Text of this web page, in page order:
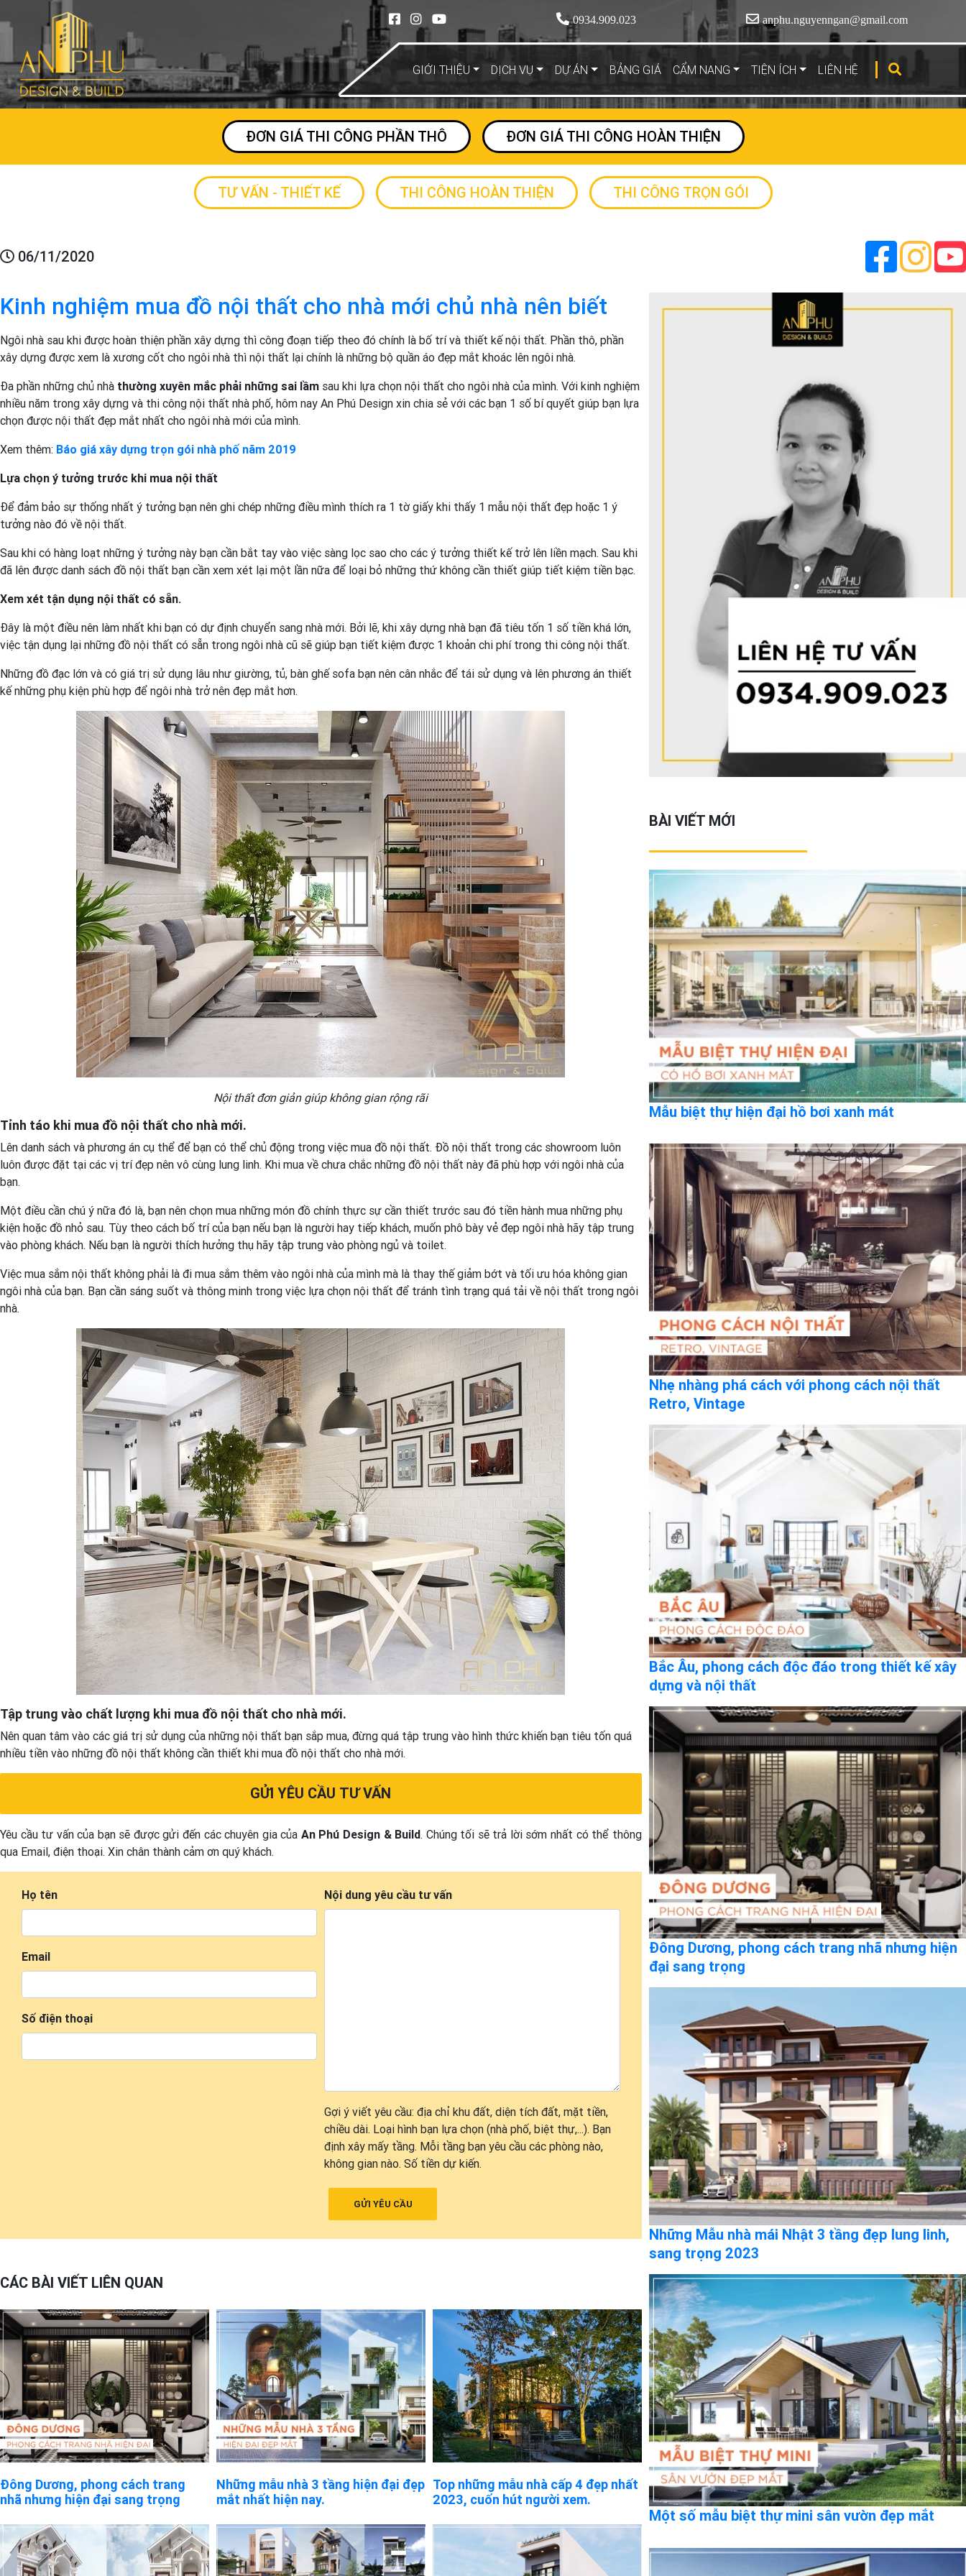
0934.909.023 anphu.nguyenngan@gmail.com
GIỚI THIỆU DỊCH VỤ DỰ ÁN BẢNG GIÁ CẨM NANG TIỆN ÍCH LIÊN HỆ
ĐƠN GIÁ THI CÔNG PHẦN THÔ ĐƠN GIÁ THI CÔNG HOÀN THIỆN
TƯ VẤN - THIẾT KẾ THI CÔNG HOÀN THIỆN THI CÔNG TRỌN GÓI
06/11/2020
Kinh nghiệm mua đồ nội thất cho nhà mới chủ nhà nên biết
Ngôi nhà sau khi được hoàn thiện phần xây dựng thì công đoạn tiếp theo đó chính là bố trí và thiết kế nội thất. Phần thô, phần
xây dựng được xem là xương cốt cho ngôi nhà thì nội thất lại chính là những bộ quần áo đẹp mắt khoác lên ngôi nhà.
Đa phần những chủ nhà thường xuyên mắc phải những sai lầm sau khi lựa chọn nội thất cho ngôi nhà của mình. Với kinh nghiệm
nhiều năm trong xây dựng và thi công nội thất nhà phố, hôm nay An Phú Design xin chia sẻ với các bạn 1 số bí quyết giúp bạn lựa
chọn được nội thất đẹp mắt nhất cho ngôi nhà mới của mình.
Xem thêm: Báo giá xây dựng trọn gói nhà phố năm 2019
Lựa chọn ý tưởng trước khi mua nội thất
Để đảm bảo sự thống nhất ý tưởng bạn nên ghi chép những điều mình thích ra 1 tờ giấy khi thấy 1 mẫu nội thất đẹp hoặc 1 ý
tưởng nào đó về nội thất.
Sau khi có hàng loạt những ý tưởng này bạn cần bắt tay vào việc sàng lọc sao cho các ý tưởng thiết kế trở lên liền mạch. Sau khi
đã lên được danh sách đồ nội thất bạn cần xem xét lại một lần nữa để loại bỏ những thứ không cần thiết giúp tiết kiệm tiền bạc.
Xem xét tận dụng nội thất có sẵn.
Đây là một điều nên làm nhất khi bạn có dự định chuyển sang nhà mới. Bởi lẽ, khi xây dựng nhà bạn đã tiêu tốn 1 số tiền khá lớn,
việc tận dụng lại những đồ nội thất có sẵn trong ngôi nhà cũ sẽ giúp bạn tiết kiệm được 1 khoản chi phí trong thi công nội thất.
Những đồ đạc lớn và có giá trị sử dụng lâu như giường, tủ, bàn ghế sofa bạn nên cân nhắc để tái sử dụng và lên phương án thiết
kế những phụ kiện phù hợp để ngôi nhà trở nên đẹp mắt hơn.
Nội thất đơn giản giúp không gian rộng rãi
Tỉnh táo khi mua đồ nội thất cho nhà mới.
Lên danh sách và phương án cụ thể để bạn có thể chủ động trong việc mua đồ nội thất. Đồ nội thất trong các showroom luôn
luôn được đặt tại các vị trí đẹp nên vô cùng lung linh. Khi mua về chưa chắc những đồ nội thất này đã phù hợp với ngôi nhà của
bạn.
Một điều cần chú ý nữa đó là, bạn nên chọn mua những món đồ chính thực sự cần thiết trước sau đó tiền hành mua những phụ
kiện hoặc đồ nhỏ sau. Tùy theo cách bố trí của bạn nếu bạn là người hay tiếp khách, muốn phô bày vẻ đẹp ngôi nhà hãy tập trung
vào phòng khách. Nếu bạn là người thích hưởng thụ hãy tập trung vào phòng ngủ và toilet.
Việc mua sắm nội thất không phải là đi mua sắm thêm vào ngôi nhà của mình mà là thay thế giảm bớt và tối ưu hóa không gian
ngôi nhà của bạn. Bạn cần sáng suốt và thông minh trong việc lựa chọn nội thất để tránh tình trạng quá tải về nội thất trong ngôi
nhà.
Tập trung vào chất lượng khi mua đồ nội thất cho nhà mới.
Nên quan tâm vào các giá trị sử dụng của những nội thất bạn sắp mua, đừng quá tập trung vào hình thức khiến bạn tiêu tốn quá
nhiều tiền vào những đồ nội thất không cần thiết khi mua đồ nội thất cho nhà mới.
GỬI YÊU CẦU TƯ VẤN
Yêu cầu tư vấn của bạn sẽ được gửi đến các chuyên gia của An Phú Design & Build. Chúng tối sẽ trả lời sớm nhất có thể thông
qua Email, điện thoại. Xin chân thành cảm ơn quý khách.
Họ tên
Email
Số điện thoại
Nội dung yêu cầu tư vấn
Gợi ý viết yêu cầu: địa chỉ khu đất, diện tích đất, mặt tiền,
chiều dài. Loại hình bạn lựa chọn (nhà phố, biệt thự,...). Bạn
định xây mấy tầng. Mỗi tầng bạn yêu cầu các phòng nào,
không gian nào. Số tiền dự kiến.
GỬI YÊU CẦU
CÁC BÀI VIẾT LIÊN QUAN
Đông Dương, phong cách trang
nhã nhưng hiện đại sang trọng
Những mẫu nhà 3 tầng hiện đại đẹp
mắt nhất hiện nay.
Top những mẫu nhà cấp 4 đẹp nhất
2023, cuốn hút người xem.
BÀI VIẾT MỚI
Mẫu biệt thự hiện đại hồ bơi xanh mát
Nhẹ nhàng phá cách với phong cách nội thất
Retro, Vintage
Bắc Âu, phong cách độc đáo trong thiết kế xây
dựng và nội thất
Đông Dương, phong cách trang nhã nhưng hiện
đại sang trọng
Những Mẫu nhà mái Nhật 3 tầng đẹp lung linh,
sang trọng 2023
Một số mẫu biệt thự mini sân vườn đẹp mắt